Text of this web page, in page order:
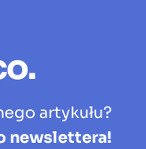
artykułu?
newslettera!